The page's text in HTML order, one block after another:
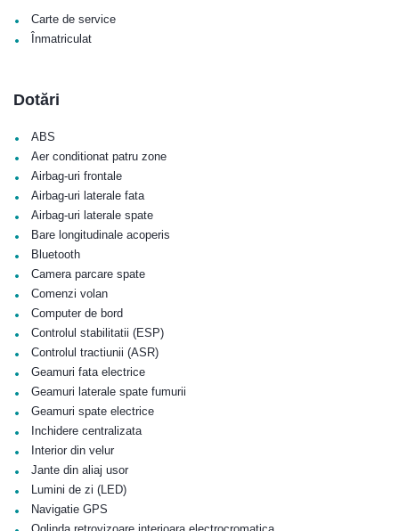
• Carte de service
• Înmatriculat
Dotări
• ABS
• Aer conditionat patru zone
• Airbag-uri frontale
• Airbag-uri laterale fata
• Airbag-uri laterale spate
• Bare longitudinale acoperis
• Bluetooth
• Camera parcare spate
• Comenzi volan
• Computer de bord
• Controlul stabilitatii (ESP)
• Controlul tractiunii (ASR)
• Geamuri fata electrice
• Geamuri laterale spate fumurii
• Geamuri spate electrice
• Inchidere centralizata
• Interior din velur
• Jante din aliaj usor
• Lumini de zi (LED)
• Navigatie GPS